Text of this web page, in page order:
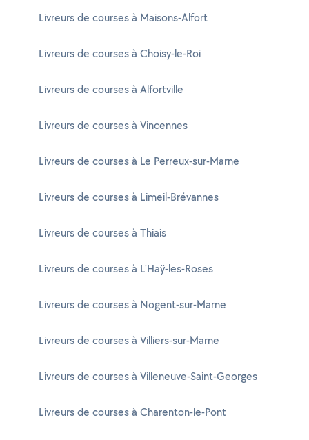
Livreurs de courses à Maisons-Alfort
Livreurs de courses à Choisy-le-Roi
Livreurs de courses à Alfortville
Livreurs de courses à Vincennes
Livreurs de courses à Le Perreux-sur-Marne
Livreurs de courses à Limeil-Brévannes
Livreurs de courses à Thiais
Livreurs de courses à L'Haÿ-les-Roses
Livreurs de courses à Nogent-sur-Marne
Livreurs de courses à Villiers-sur-Marne
Livreurs de courses à Villeneuve-Saint-Georges
Livreurs de courses à Charenton-le-Pont